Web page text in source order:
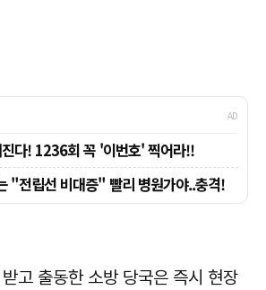
고 출동한 소방 당국은 즉시 현장